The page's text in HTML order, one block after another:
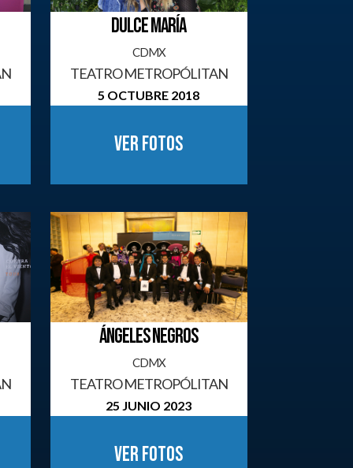
DULCE MARÍA
CDMX
TEATRO METROPÓLITAN
5 OCTUBRE 2018
Ver fotos
ÁNGELES NEGROS
CDMX
TEATRO METROPÓLITAN
25 JUNIO 2023
Ver fotos